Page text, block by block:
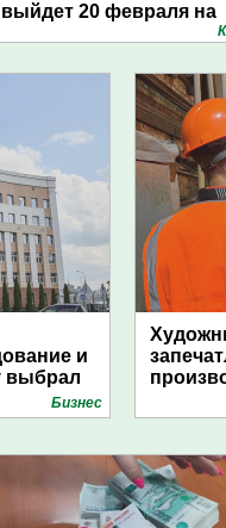
выйдет 20 февраля на
и
выбрал
Бизнес